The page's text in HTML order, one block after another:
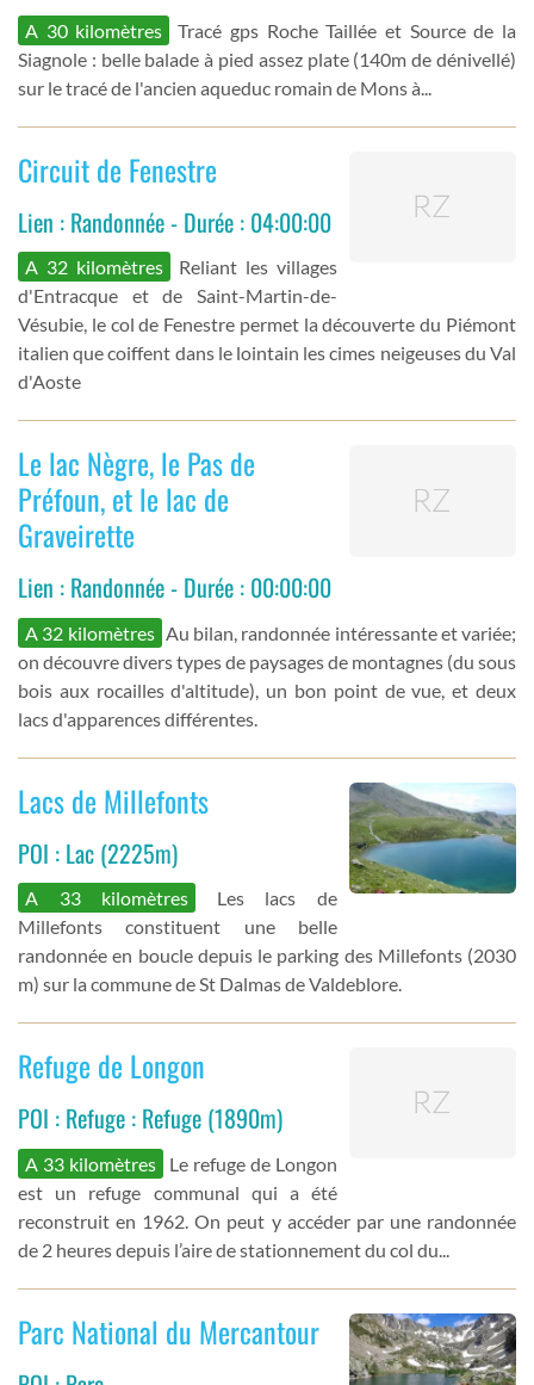
A 30 kilomètres
Tracé gps Roche Taillée et Source de la
Siagnole : belle balade à pied assez plate (140m de dénivellé)
sur le tracé de l'ancien aqueduc romain de Mons à...
Circuit de Fenestre
Lien : Randonnée - Durée : 04:00:00
A 32 kilomètres
Reliant les villages
d'Entracque et de Saint-Martin-de-
Vésubie, le col de Fenestre permet la découverte du Piémont
italien que coiffent dans le lointain les cimes neigeuses du Val
d'Aoste
Le lac Nègre, le Pas de
Préfoun, et le lac de
Graveirette
Lien : Randonnée - Durée : 00:00:00
A 32 kilomètres Au bilan, randonnée intéressante et variée;
on découvre divers types de paysages de montagnes (du sous
bois aux rocailles d'altitude), un bon point de vue, et deux
lacs d'apparences différentes.
Lacs de Millefonts
POI : Lac (2225m)
A 33 kilomètres
Les lacs de
Millefonts constituent une belle
randonnée en boucle depuis le parking des Millefonts (2030
m) sur la commune de St Dalmas de Valdeblore.
Refuge de Longon
POI : Refuge : Refuge (1890m)
A 33 kilomètres
Le refuge de Longon
est un refuge communal qui a été
reconstruit en 1962. On peut y accéder par une randonnée
de 2 heures depuis l’aire de stationnement du col du...
Parc National du Mercantour